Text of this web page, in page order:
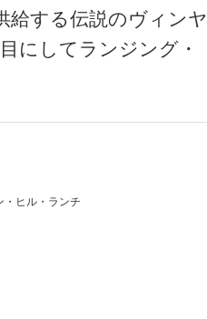
給する伝説のヴィンヤ
にしてランジング・
・ヒル・ランチ